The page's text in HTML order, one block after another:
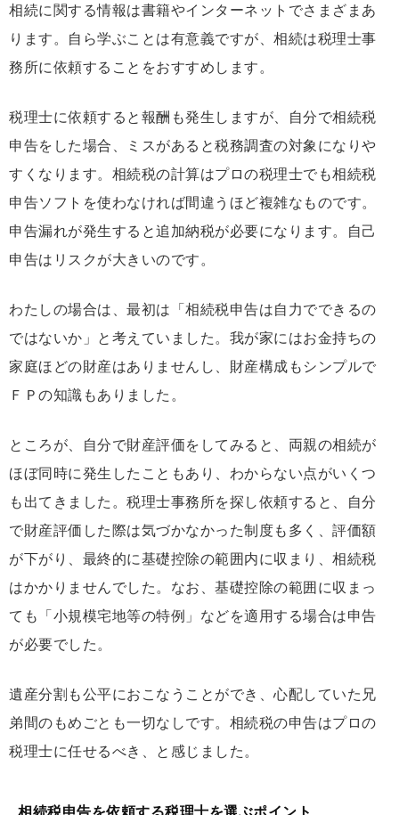
相続に関する情報は書籍やインターネットでさまざまあ
ります。自ら学ぶことは有意義ですが、相続は税理士事
務所に依頼することをおすすめします。
税理士に依頼すると報酬も発生しますが、自分で相続税
申告をした場合、ミスがあると税務調査の対象になりや
すくなります。相続税の計算はプロの税理士でも相続税
申告ソフトを使わなければ間違うほど複雑なものです。
申告漏れが発生すると追加納税が必要になります。自己
申告はリスクが大きいのです。
わたしの場合は、最初は「相続税申告は自力でできるの
ではないか」と考えていました。我が家にはお金持ちの
家庭ほどの財産はありませんし、財産構成もシンプルで
ＦＰの知識もありました。
ところが、自分で財産評価をしてみると、両親の相続が
ほぼ同時に発生したこともあり、わからない点がいくつ
も出てきました。税理士事務所を探し依頼すると、自分
で財産評価した際は気づかなかった制度も多く、評価額
が下がり、最終的に基礎控除の範囲内に収まり、相続税
はかかりませんでした。なお、基礎控除の範囲に収まっ
ても「小規模宅地等の特例」などを適用する場合は申告
が必要でした。
遺産分割も公平におこなうことができ、心配していた兄
弟間のもめごとも一切なしです。相続税の申告はプロの
税理士に任せるべき、と感じました。